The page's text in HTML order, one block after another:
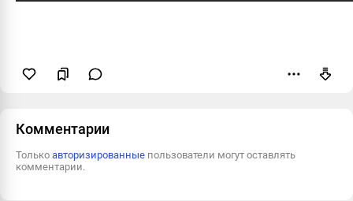
Комментарии
Только авторизированные пользователи могут оставлять
комментарии.